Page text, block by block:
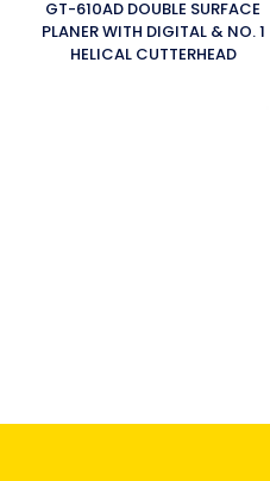
GT-610AD DOUBLE SURFACE
PLANER WITH DIGITAL & NO. 1
HELICAL CUTTERHEAD